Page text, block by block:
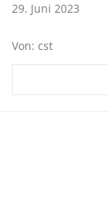
29. Juni 2023
Von: cst